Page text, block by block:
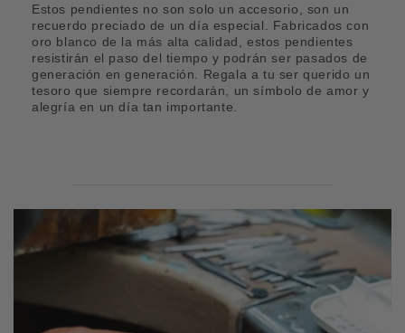
Estos pendientes no son solo un accesorio, son un
recuerdo preciado de un día especial. Fabricados con
oro blanco de la más alta calidad, estos pendientes
resistirán el paso del tiempo y podrán ser pasados de
generación en generación. Regala a tu ser querido un
tesoro que siempre recordarán, un símbolo de amor y
alegría en un día tan importante.